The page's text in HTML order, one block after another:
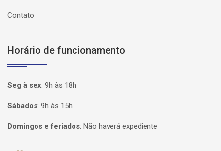
Contato
Horário de funcionamento
Seg à sex: 9h às 18h
Sábados: 9h às 15h
Domingos e feriados: Não haverá expediente